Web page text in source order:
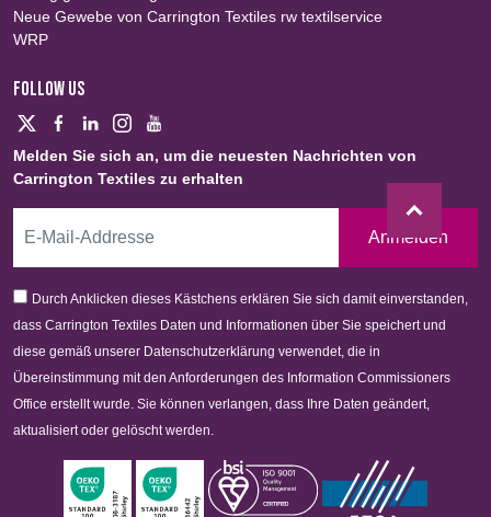
Neue Gewebe von Carrington Textiles rw textilservice
WRP
FOLLOW US
Melden Sie sich an, um die neuesten Nachrichten von
Carrington Textiles zu erhalten
Anmelden
Durch Anklicken dieses Kästchens erklären Sie sich damit einverstanden,
dass Carrington Textiles Daten und Informationen über Sie speichert und
diese gemäß unserer Datenschutzerklärung verwendet, die in
Übereinstimmung mit den Anforderungen des Information Commissioners
Office erstellt wurde. Sie können verlangen, dass Ihre Daten geändert,
aktualisiert oder gelöscht werden.